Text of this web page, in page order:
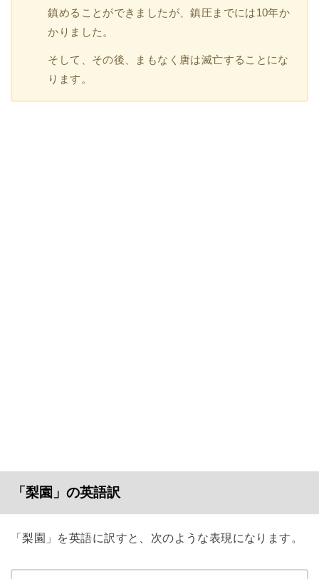
鎮めることができましたが、鎮圧までには10年か
かりました。
そして、その後、まもなく唐は滅亡することにな
ります。
「梨園」の英語訳
「梨園」を英語に訳すと、次のような表現になります。